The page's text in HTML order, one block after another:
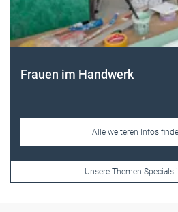
Frauen im Handwerk
Alle weiteren Infos
Unsere Themen-Specials